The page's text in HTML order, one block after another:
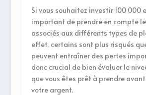
Si vous souhaitez investir 100 000
important de prendre en compte
associés aux différents types de
effet, certains sont plus risqués
peuvent entraîner des pertes
donc crucial de bien évaluer le
que vous êtes prêt à prendre
votre argent.